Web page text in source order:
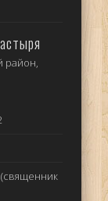
район,
(священник